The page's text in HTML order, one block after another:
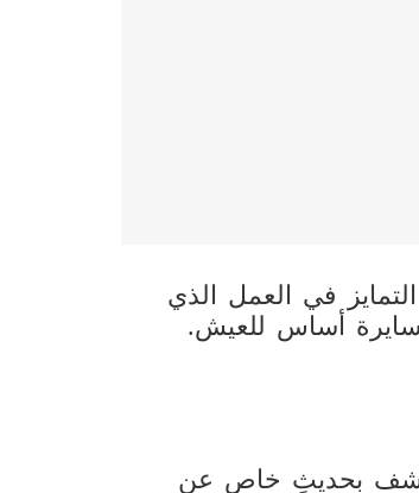
في العمل الذي
أساس للعيش.
وكشف بحديثٍ خاص عن